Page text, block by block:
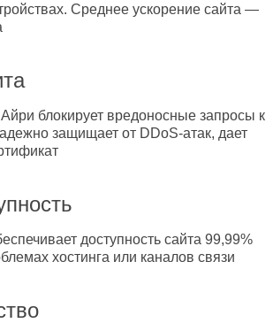
Среднее ускорение сайта —
блокирует вредоносные запросы к
защищает от DDoS-атак, дает
доступность сайта 99,99%
хостинга или каналов связи